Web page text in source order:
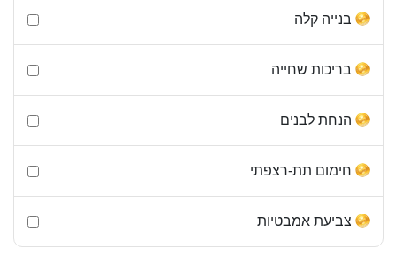
בנייה קלה
בריכות שחייה
הנחת לבנים
חימום תת-רצפתי
צביעת אמבטיות